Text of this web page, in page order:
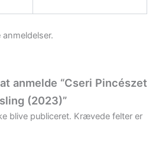
anmelde “Cseri Pincészet
(2023)”
blive publiceret. Krævede felter er